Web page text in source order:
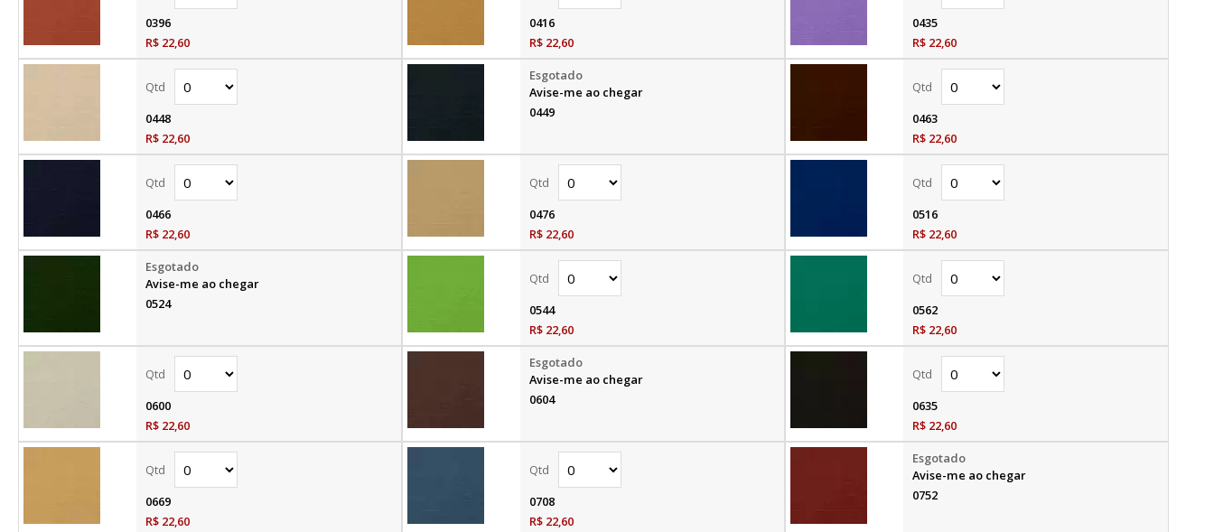
0396
R$ 22,60
0416
R$ 22,60
0435
R$ 22,60
0448
R$ 22,60
Avise-me ao chegar
0449
0463
R$ 22,60
0466
R$ 22,60
0476
R$ 22,60
0516
R$ 22,60
Avise-me ao chegar
0524
0544
R$ 22,60
0562
R$ 22,60
0600
R$ 22,60
Avise-me ao chegar
0604
0635
R$ 22,60
0669
R$ 22,60
0708
R$ 22,60
Avise-me ao chegar
0752